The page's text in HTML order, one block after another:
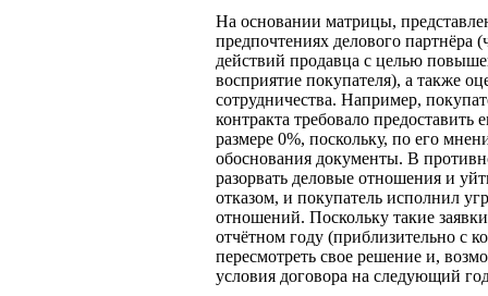
На основании матрицы,
предпочтениях делового партнёра
действий продавца с целью
восприятие покупателя), а также
сотрудничества. Например,
контракта требовало
размере 0%, поскольку, по его
обоснования документы. В
разорвать деловые отношения и
отказом, и покупатель исполнил
отношений. Поскольку такие
отчётном году (приблизительно с
пересмотреть свое решение и,
условия договора на следующий